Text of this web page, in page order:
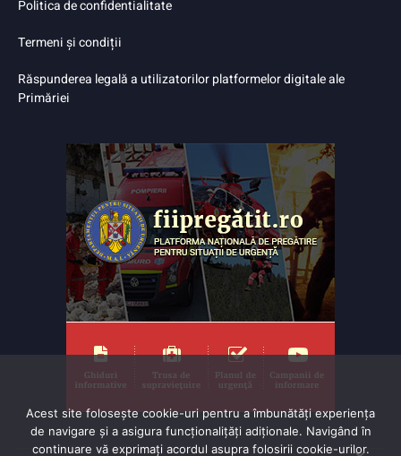
Politica de confidentialitate
Termeni și condiții
Răspunderea legală a utilizatorilor platformelor digitale ale
Primăriei
Acest site folosește cookie-uri pentru a îmbunătăți experiența
de navigare și a asigura funcționalițăți adiționale. Navigând în
continuare vă exprimaţi acordul asupra folosirii cookie-urilor.